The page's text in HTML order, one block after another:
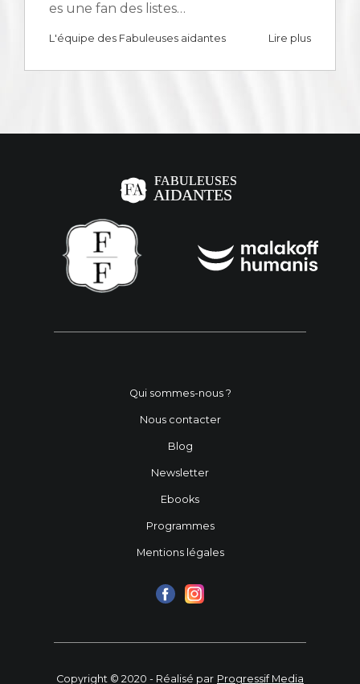
es une fan des listes…
L'équipe des Fabuleuses aidantes Lire plus
Qui sommes-nous ?
Nous contacter
Blog
Newsletter
Ebooks
Programmes
Mentions légales
Copyright © 2020 - Réalisé par Progressif Media